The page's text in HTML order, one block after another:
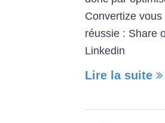
Convertize
réussie : Share
Linkedin
Lire la suite